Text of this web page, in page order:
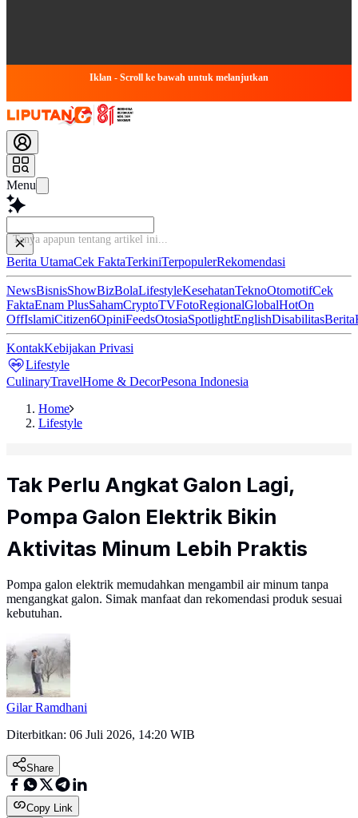
Iklan - Scroll ke bawah untuk melanjutkan
Menu
Tanya apapun tentang a
Berita UtamaCek FaktaTerkiniTerpopulerRekomendasi
NewsBisnisShowBizBolaLifestyleKesehatanTeknoOtomotifCek
FaktaEnam PlusSahamCryptoTVFotoRegionalGlobalHotOn
OffIslamiCitizen6OpiniFeedsOtosiaSpotlightEnglishDisabilitasBerita
KontakKebijakan Privasi
Lifestyle
CulinaryTravelHome & DecorPesona Indonesia
Home
Lifestyle
Tak Perlu Angkat Galon Lagi,
Pompa Galon Elektrik Bikin
Aktivitas Minum Lebih Praktis
Pompa galon elektrik memudahkan mengambil air minum tanpa
mengangkat galon. Simak manfaat dan rekomendasi produk sesuai
kebutuhan.
Gilar Ramdhani
Diterbitkan: 06 Juli 2026, 14:20 WIB
Share
Copy Link